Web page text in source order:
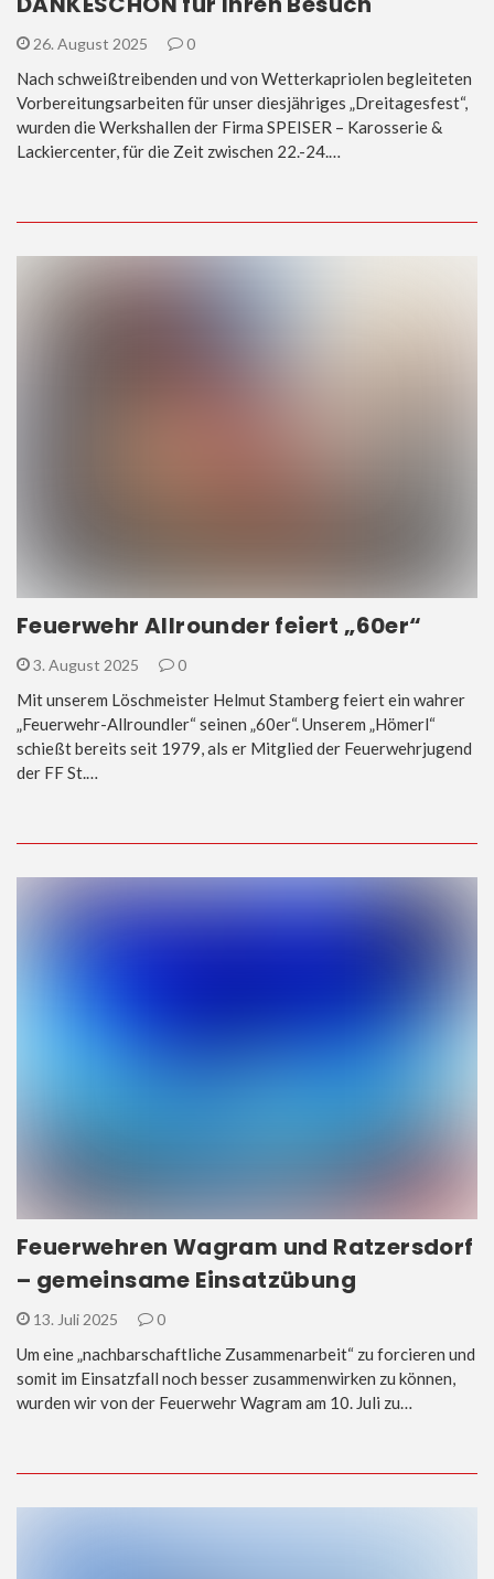
26. August 2025 0
Nach schweißtreibenden und von Wetterkapriolen begleiteten
Vorbereitungsarbeiten für unser diesjähriges „Dreitagesfest“,
wurden die Werkshallen der Firma SPEISER – Karosserie &
Lackiercenter, für die Zeit zwischen 22.-24.…
Feuerwehr Allrounder feiert „60er“
3. August 2025 0
Mit unserem Löschmeister Helmut Stamberg feiert ein wahrer
„Feuerwehr-Allroundler“ seinen „60er“. Unserem „Hömerl“
schießt bereits seit 1979, als er Mitglied der Feuerwehrjugend
der FF St.…
Feuerwehren Wagram und Ratzersdorf
– gemeinsame Einsatzübung
13. Juli 2025 0
Um eine „nachbarschaftliche Zusammenarbeit“ zu forcieren und
somit im Einsatzfall noch besser zusammenwirken zu können,
wurden wir von der Feuerwehr Wagram am 10. Juli zu…